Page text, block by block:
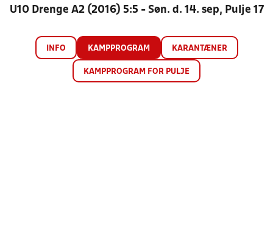
U10 Drenge A2 (2016) 5:5 - Søn. d. 14. sep, Pulje 17
INFO KAMPPROGRAM KARANTÆNER
KAMPPROGRAM FOR PULJE